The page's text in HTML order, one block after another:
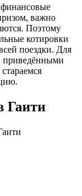
финансовые
важно
Поэтому
котировки
поездки. Для
приведёнными
Гаити